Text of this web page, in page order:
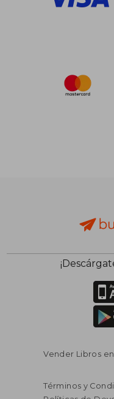
45%
$
Vender Libros
Términos y